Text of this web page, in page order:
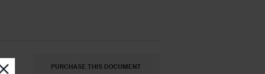
PURCHASE THIS DOCUMENT